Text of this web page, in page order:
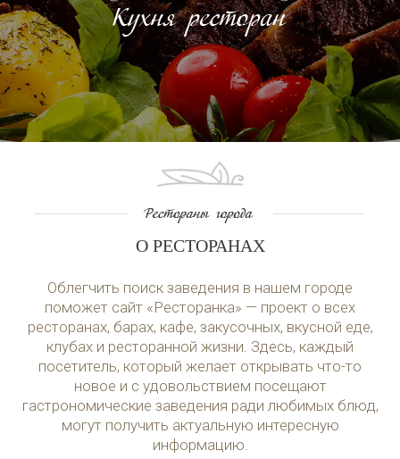
О РЕСТОРАНАХ
Облегчить поиск заведения в нашем городе
поможет сайт «Ресторанка» — проект о всех
ресторанах, барах, кафе, закусочных, вкусной еде,
клубах и ресторанной жизни. Здесь, каждый
посетитель, который желает открывать что-то
новое и с удовольствием посещают
гастрономические заведения ради любимых блюд,
могут получить актуальную интересную
информацию.